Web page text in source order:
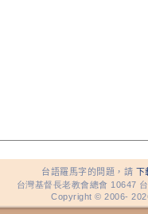
台語羅馬字的問題，請 下
台灣基督長老教會總會 10647
Copyright © 2006-